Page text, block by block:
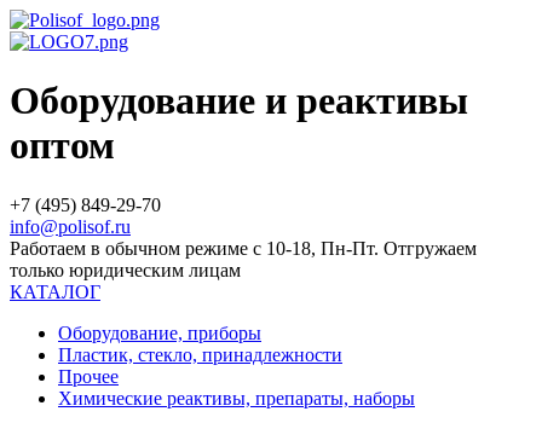
Оборудование и реактивы
оптом
+7 (495) 849-29-70
info@polisof.ru
Работаем в обычном режиме с 10-18, Пн-Пт. Отгружаем
только юридическим лицам
КАТАЛОГ
Оборудование, приборы
Пластик, стекло, принадлежности
Прочее
Химические реактивы, препараты, наборы